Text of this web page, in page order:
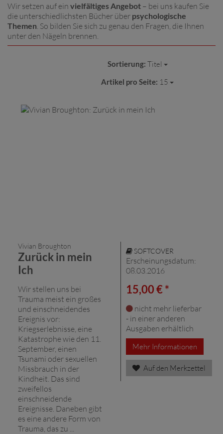
Wir setzen auf ein vielfältiges Angebot – bei uns kaufen Sie
die unterschiedlichsten Bücher über psychologische
Themen . So bilden Sie sich zu genau den Fragen, die Ihnen
unter den Nägeln brennen.
Sortierung: Titel
Artikel pro Seite: 15
Vivian Broughton
Zurück in mein
Ich
Wir stellen uns bei
Trauma meist ein großes
und einschneidendes
Ereignis vor:
Kriegserlebnisse, eine
Katastrophe wie den 11.
September, einen
Tsunami oder sexuellen
Missbrauch in der
Kindheit. Das sind
zweifellos
einschneidende
Ereignisse. Daneben gibt
es eine andere Form von
Trauma, das zu ...
SOFTCOVER
Erscheinungsdatum:
08.03.2016
15,00 € *
nicht mehr lieferbar
- in einer anderen
Ausgaben erhältlich
Mehr Informationen
Auf den Merkzettel